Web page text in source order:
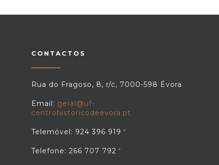
CONTACTOS
Rua do Fragoso, 8, r/c, 7000-598 Évora
Email: geral@uf-
centrohistoricodeevora.pt
Telemóvel: 924 396 919
Telefone: 266 707 792